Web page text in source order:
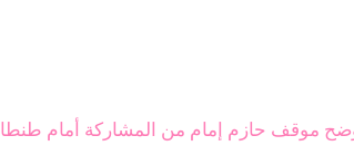
موقف حازم إمام من المشاركة أمام طنطا